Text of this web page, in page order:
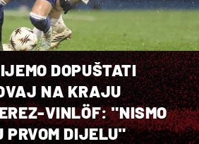
DOPUŠTATI
NA KRAJU
VINLÖF: "NISMO
PRVOM DIJELU"